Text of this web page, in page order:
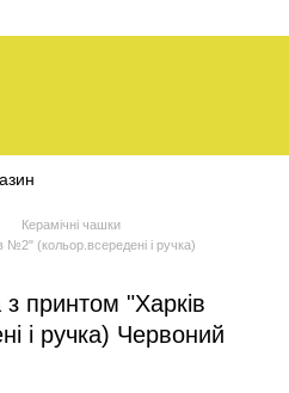
Керамічні чашки
(кольор.всередені і ручка)
принтом "Харків
і ручка) Червоний